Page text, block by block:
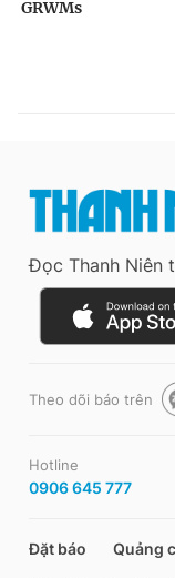
Đọc Thanh Niên
Theo dõi báo trên
Hotline
0906 645 777
Đặt báo Quảng